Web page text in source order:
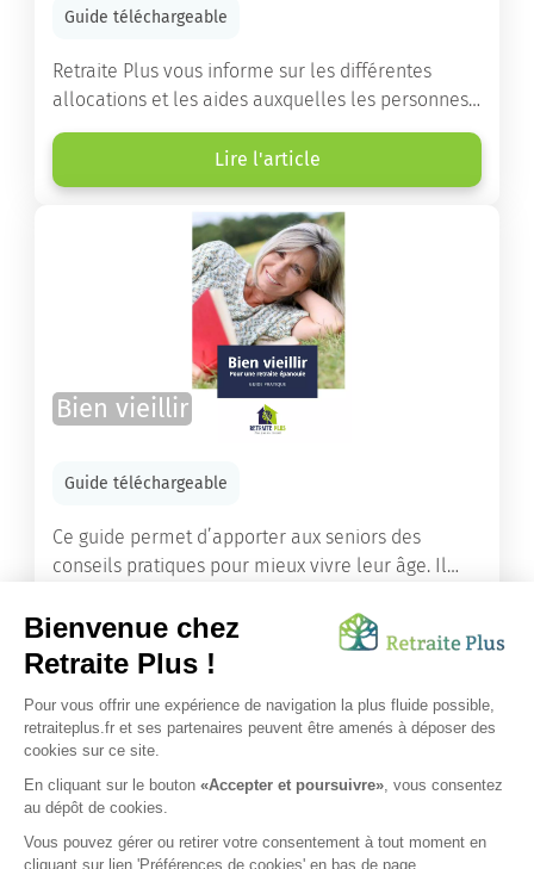
Guide téléchargeable
Retraite Plus vous informe sur les différentes
allocations et les aides auxquelles les personnes
âgées ont droit pour financer un séjour en maison
de retraite ou un maintien à domicile.
Lire l'article
Bien vieillir
Guide téléchargeable
Ce guide permet d’apporter aux seniors des
conseils pratiques pour mieux vivre leur âge. Il
améliorer sa santé grâce à l’alimentation...
Lire l'article
Vous avez besoin d’une aide de nos équipes ?
Obtenir les tarifs & disponibilités